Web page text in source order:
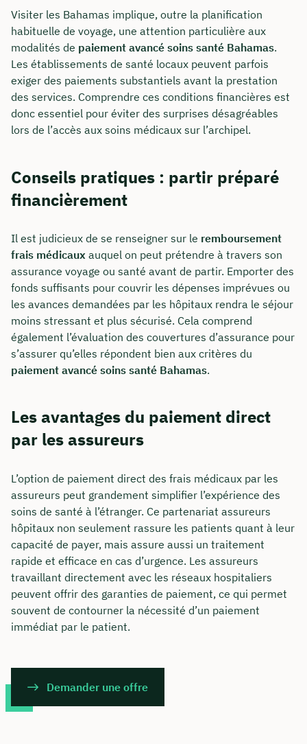
Visiter les Bahamas implique, outre la planification
habituelle de voyage, une attention particulière aux
modalités de paiement avancé soins santé Bahamas.
Les établissements de santé locaux peuvent parfois
exiger des paiements substantiels avant la prestation
des services. Comprendre ces conditions financières est
donc essentiel pour éviter des surprises désagréables
lors de l’accès aux soins médicaux sur l’archipel.
Conseils pratiques : partir préparé
financièrement
Il est judicieux de se renseigner sur le remboursement
frais médicaux auquel on peut prétendre à travers son
assurance voyage ou santé avant de partir. Emporter des
fonds suffisants pour couvrir les dépenses imprévues ou
les avances demandées par les hôpitaux rendra le séjour
moins stressant et plus sécurisé. Cela comprend
également l’évaluation des couvertures d’assurance pour
s’assurer qu’elles répondent bien aux critères du
paiement avancé soins santé Bahamas.
Les avantages du paiement direct
par les assureurs
L’option de paiement direct des frais médicaux par les
assureurs peut grandement simplifier l’expérience des
soins de santé à l’étranger. Ce partenariat assureurs
hôpitaux non seulement rassure les patients quant à leur
capacité de payer, mais assure aussi un traitement
rapide et efficace en cas d’urgence. Les assureurs
travaillant directement avec les réseaux hospitaliers
peuvent offrir des garanties de paiement, ce qui permet
souvent de contourner la nécessité d’un paiement
immédiat par le patient.
Demander une offre